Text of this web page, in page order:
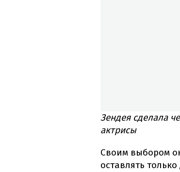
Зендея сделала
актрисы
Своим выбором
оставлять